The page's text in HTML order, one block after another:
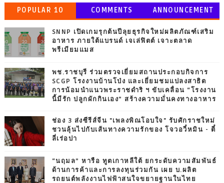
POPULAR 10 COMMENTS ANNOUNCEMENT
SNNP เปิดเกมรุกต้นปีลุยธุรกิจใหม่ผลิตภัณฑ์เสริม
อาหาร ภายใต้แบรนด์ เจเล่ฟิตต์ เจาะตลาด
พรีเมียมแมส
พช.ราชบุรี ร่วมตรวจเยี่ยมสถานประกอบกิจการ
SCGP โรงงานบ้านโป่ง และเยี่ยมชมแปลงสาธิต
การน้อมนำแนวพระราชดำริ ฯ ขับเคลื่อน “โรงงาน
นี้มีรัก ปลูกผักกินเอง” สร้างความมั่นคงทางอาหาร
ช่อง 3 ส่งซีรีส์จีน "เพลงพิณโอบใจ" รับศักราชใหม่
ชวนลุ้นไปกับเส้นทางความรักของ โจวอวี๋หมิน - ตี๋
ลี่เร่อปา
“นฤมล” หารือ ทูตเกาหลีใต้ ยกระดับความสัมพันธ์
ด้านการค้าและการลงทุนร่วมกัน เผย บ.ผลิต
รถยนต์พลังงานไฟฟ้าสนใจขยายฐานในไทย